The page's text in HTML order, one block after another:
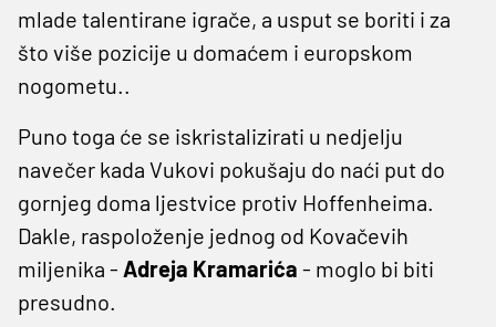
mlade talentirane igrače, a usput se boriti i za
što više pozicije u domaćem i europskom
nogometu..
Puno toga će se iskristalizirati u nedjelju
navečer kada Vukovi pokušaju do naći put do
gornjeg doma ljestvice protiv Hoffenheima.
Dakle, raspoloženje jednog od Kovačevih
miljenika - Adreja Kramarića - moglo bi biti
presudno.